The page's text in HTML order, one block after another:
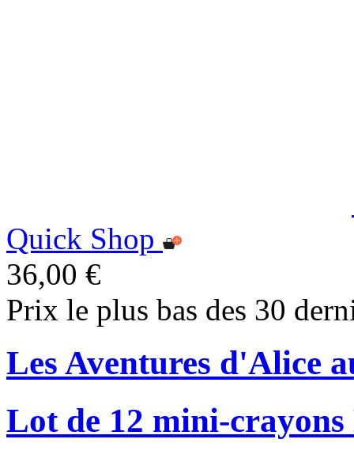
Quick Shop
36,00 €
Prix le plus bas des 30
Les Aventures d'Alice
Lot de 12 mini-